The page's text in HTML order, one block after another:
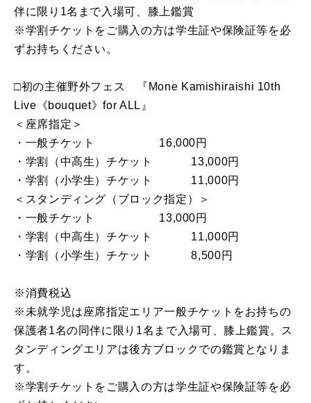
伴に限り1名まで入場可、膝上鑑賞
※学割チケットをご購入の方は学生証や保険証等を必
ずお持ちください。
□初の主催野外フェス 『Mone Kamishiraishi 10th
Live《bouquet》for ALL』
＜座席指定＞
・一般チケット 16,000円
・学割（中高生）チケット 13,000円
・学割（小学生）チケット 11,000円
＜スタンディング（ブロック指定）＞
・一般チケット 13,000円
・学割（中高生）チケット 11,000円
・学割（小学生）チケット 8,500円
※消費税込
※未就学児は座席指定エリア一般チケットをお持ちの
保護者1名の同伴に限り1名まで入場可、膝上鑑賞。ス
タンディングエリアは後方ブロックでの鑑賞となりま
す。
※学割チケットをご購入の方は学生証や保険証等を必